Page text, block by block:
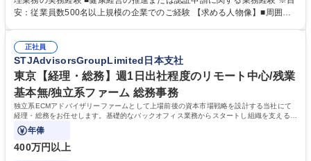
経営認証取得に向けた企画・推進■労務管理（労働時間の分析、労働環境
を底上げすべく、ともにご活躍いただける方の増員募集となります。 募集
職種 【人事・労務担当】安全衛生・健康経営推進・労務管理/創業80年老
舗メーカー
安：従業員数500名以上規模の企業でのご経験 【求める人物像】■周囲
部門と連携しながら業務を推進できる方■Excelや労務管理システムの実務
使用経験をお持ちの方 学歴・資格 学歴：大学院 大学 高専 短大 専修学校
高校 語学力： 資格：
正社員
STJAdvisorsGroupLimited日本支社
東京【経理・総務】週1日出社程度のリモート中心/残業
基本無/独立系ファーム 総務事務
独立系ECMアドバイザリーファームとして上場前後の資本市場戦略を設計する当社にて
経理・総務をお任せします。基礎的なバックオフィス業務からスタートし組織を支える専
任担当として広く活躍できる環境です。
年俸
400万円以上